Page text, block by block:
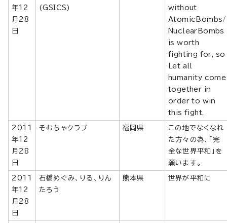
年12
月28
日
(GSICS)
without
AtomicBombs/
NuclearBombs
is worth
fighting for, so
Let all
humanity come
together in
order to win
this fight.
2011
年12
月28
日
そむちゃクラブ 福岡県
この地でなくなれ
た方々の為、「完
全な世界平和」を
願います。
2011
年12
月28
日
石橋めぐみ、りる、りん
たろう
熊本県 世界が平和に